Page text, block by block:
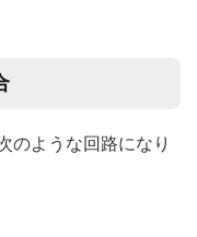
のような回路になり